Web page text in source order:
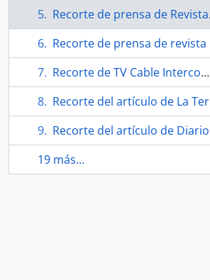
Recorte de prensa de Revista de libros "Los más vendidos"
Recorte de prensa de revista Qué Pasa "Lear/Parra style: Sin respeto"
Recorte de TV Cable Intercom "Algo tiene Chillán"
Recorte del artículo de La Tercera "Los cuadernos recuperados de Nicanor"
Recorte del artículo de Diario El Centro "Denuncian robo de cuadernos originales del Poeta Nicanor Parra"
19 más...